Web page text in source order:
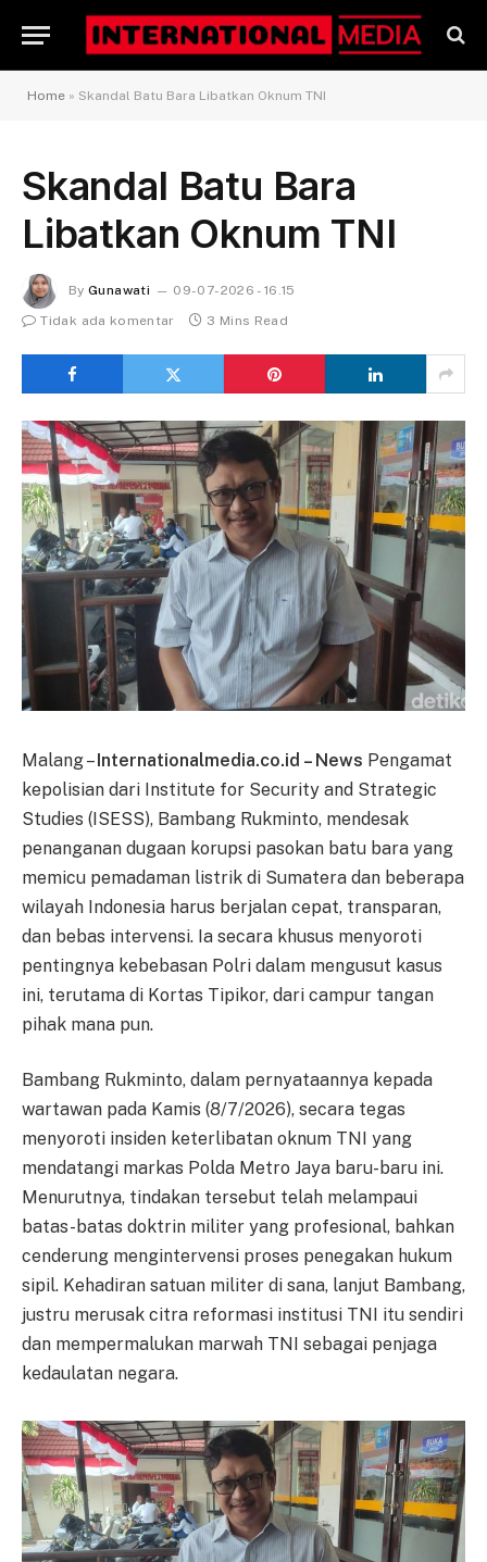
Home » Skandal Batu Bara Libatkan Oknum TNI
Skandal Batu Bara
Libatkan Oknum TNI
By Gunawati
09-07-2026 - 16.15
Tidak ada komentar
3 Mins Read
Malang –Internationalmedia.co.id – News Pengamat
kepolisian dari Institute for Security and Strategic
Studies (ISESS), Bambang Rukminto, mendesak
penanganan dugaan korupsi pasokan batu bara yang
memicu pemadaman listrik di Sumatera dan beberapa
wilayah Indonesia harus berjalan cepat, transparan,
dan bebas intervensi. Ia secara khusus menyoroti
pentingnya kebebasan Polri dalam mengusut kasus
ini, terutama di Kortas Tipikor, dari campur tangan
pihak mana pun.
Bambang Rukminto, dalam pernyataannya kepada
wartawan pada Kamis (8/7/2026), secara tegas
menyoroti insiden keterlibatan oknum TNI yang
mendatangi markas Polda Metro Jaya baru-baru ini.
Menurutnya, tindakan tersebut telah melampaui
batas-batas doktrin militer yang profesional, bahkan
cenderung mengintervensi proses penegakan hukum
sipil. Kehadiran satuan militer di sana, lanjut Bambang,
justru merusak citra reformasi institusi TNI itu sendiri
dan mempermalukan marwah TNI sebagai penjaga
kedaulatan negara.